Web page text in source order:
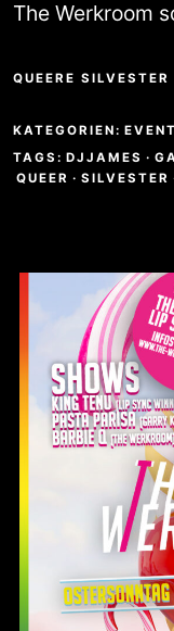
The Werkroom
QUEERE
KATEGORIEN:
TAGS: DJJAMES ·
QUEER · SILVESTER